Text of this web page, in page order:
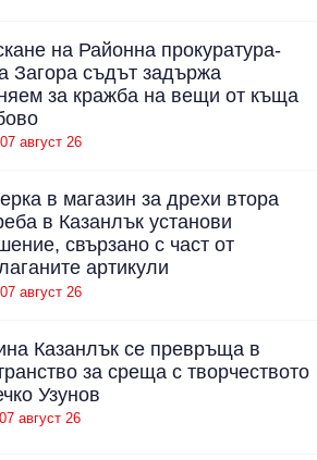
на Районна прокуратура-
Загора съдът задържа
за кражба на вещи от къща
август 26
в магазин за дрехи втора
в Казанлък установи
свързано с част от
артикули
август 26
Казанлък се превръща в
за среща с творчеството
Узунов
август 26